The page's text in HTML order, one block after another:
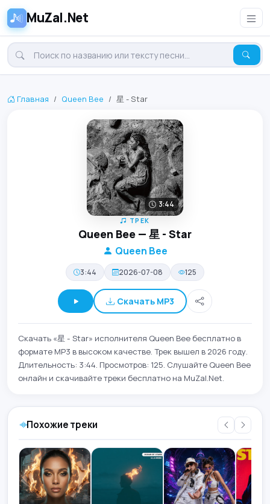
MuZal.Net
Главная Queen Bee 星 - Star
3:44
ТРЕК
Queen Bee — 星 - Star
Queen Bee
3:44 2026-07-08 125
Скачать MP3
Скачать «星 - Star» исполнителя Queen Bee бесплатно в
формате MP3 в высоком качестве. Трек вышел в 2026 году.
Длительность: 3:44. Просмотров: 125. Слушайте Queen Bee
онлайн и скачивайте треки бесплатно на MuZal.Net.
Похожие треки